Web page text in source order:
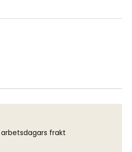
frakt